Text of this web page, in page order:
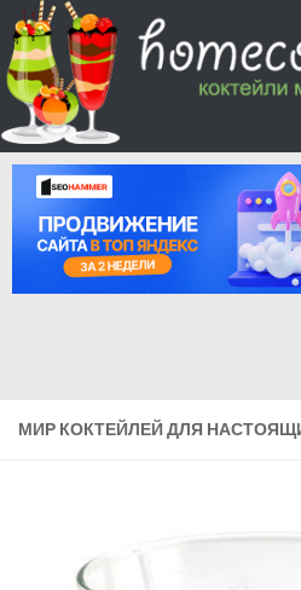
МИР КОКТЕЙЛЕЙ ДЛЯ